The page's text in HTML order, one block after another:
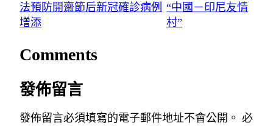
法預防開齋節后新冠確診病例
增添
“中國－印尼友情
村”
Comments
發佈留言
發佈留言必須填寫的電子郵件地址不會公開。 必